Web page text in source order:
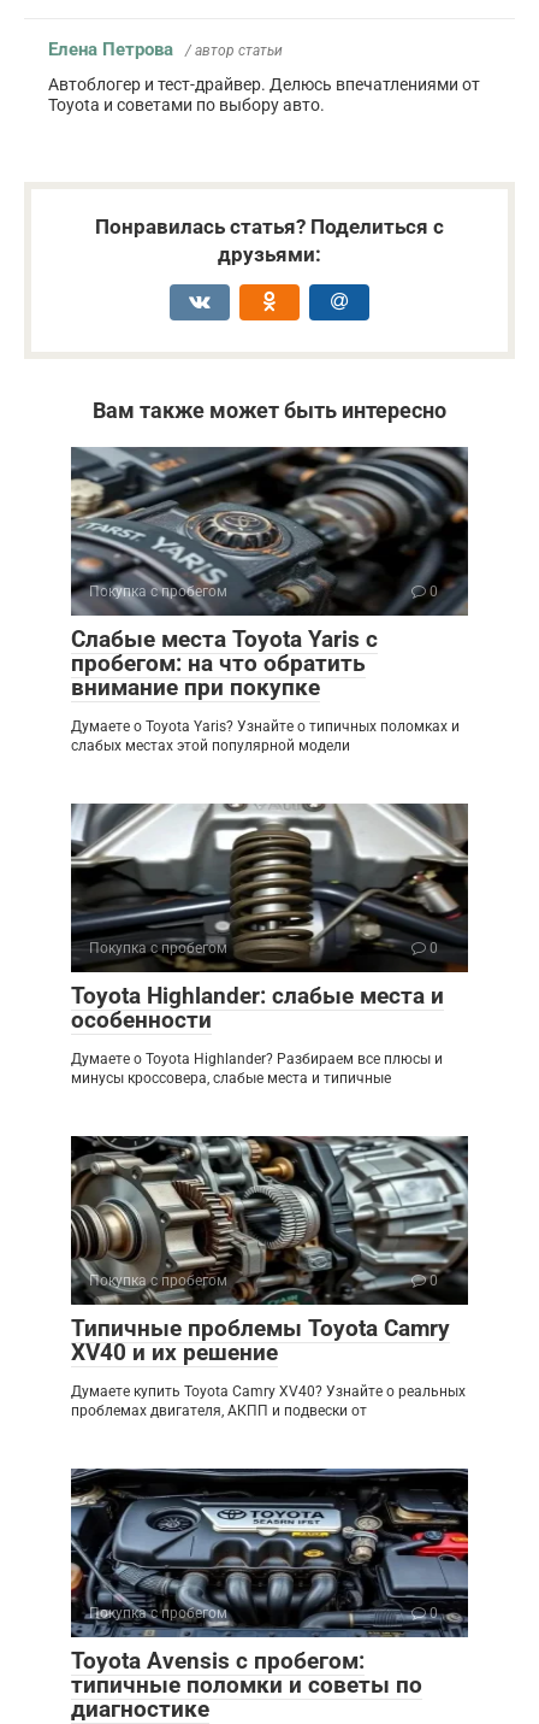
Елена Петрова / автор статьи
Автоблогер и тест-драйвер. Делюсь впечатлениями от
Toyota и советами по выбору авто.
Понравилась статья? Поделиться с
друзьями:
Вам также может быть интересно
Покупка с пробегом 0
Слабые места Toyota Yaris с
пробегом: на что обратить
внимание при покупке
Думаете о Toyota Yaris? Узнайте о типичных поломках и
слабых местах этой популярной модели
Покупка с пробегом 0
Toyota Highlander: слабые места и
особенности
Думаете о Toyota Highlander? Разбираем все плюсы и
минусы кроссовера, слабые места и типичные
Покупка с пробегом 0
Типичные проблемы Toyota Camry
XV40 и их решение
Думаете купить Toyota Camry XV40? Узнайте о реальных
проблемах двигателя, АКПП и подвески от
Покупка с пробегом 0
Toyota Avensis с пробегом:
типичные поломки и советы по
диагностике